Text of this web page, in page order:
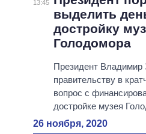
13:45
выделить
достройку
Голодомора
Президент Владимир
правительству в
вопрос с
достройке музея
26 ноября, 2020